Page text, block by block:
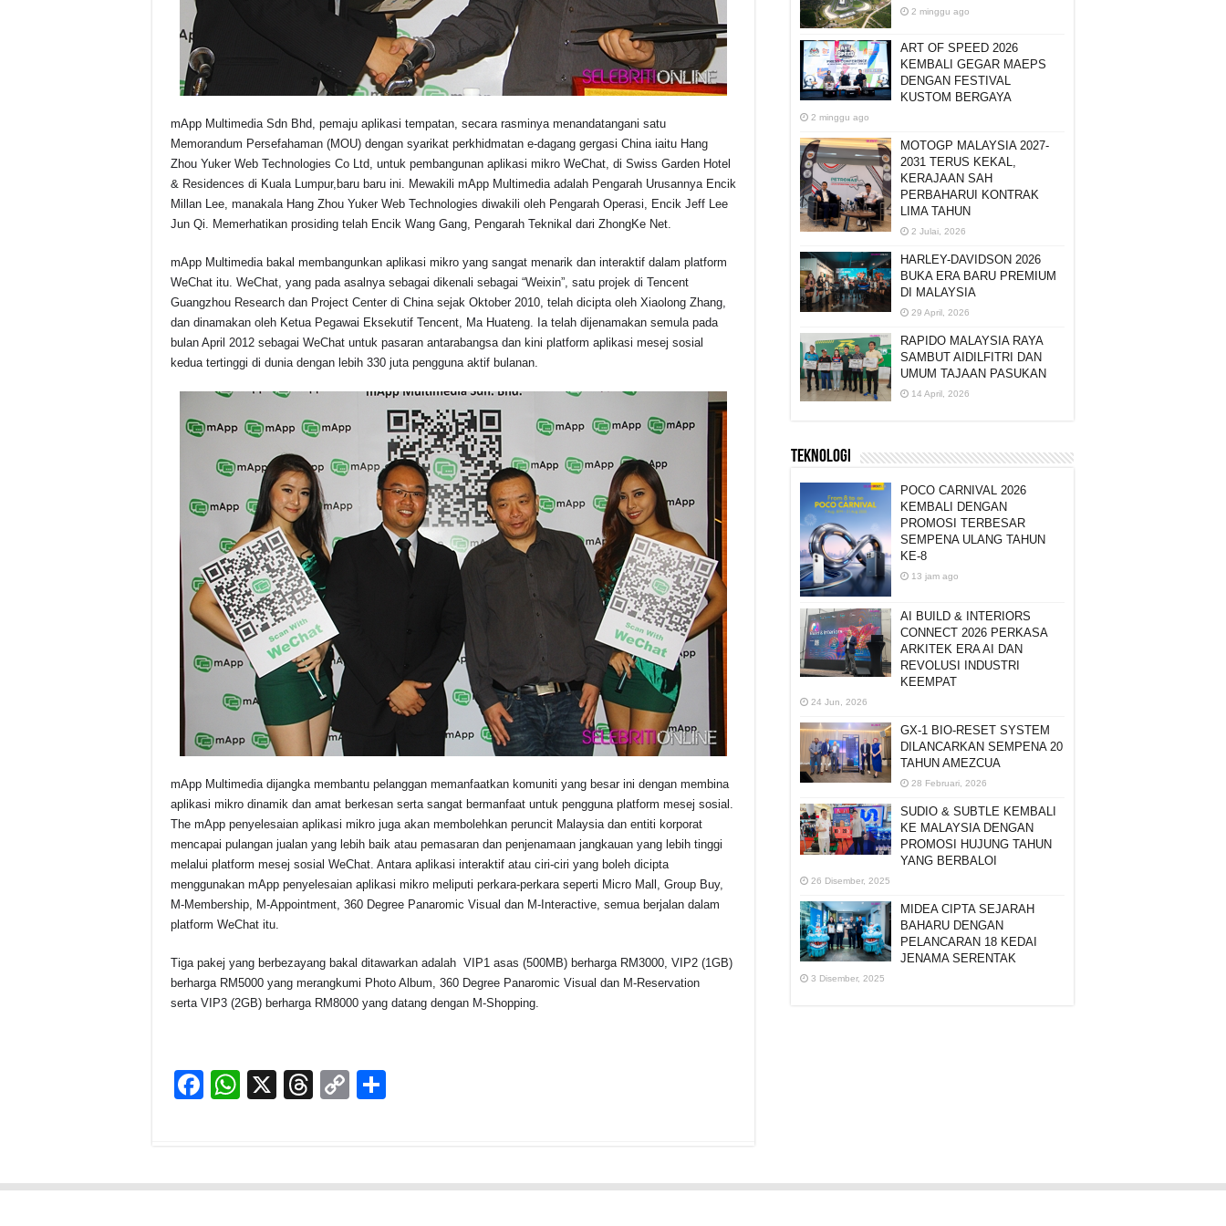
mApp Multimedia Sdn Bhd, pemaju aplikasi tempatan, secara rasminya menandatangani satu
Memorandum Persefahaman (MOU) dengan syarikat perkhidmatan e-dagang gergasi China iaitu Hang
Zhou Yuker Web Technologies Co Ltd, untuk pembangunan aplikasi mikro WeChat, di Swiss Garden Hotel
& Residences di Kuala Lumpur,baru baru ini. Mewakili mApp Multimedia adalah Pengarah Urusannya Encik
Millan Lee, manakala Hang Zhou Yuker Web Technologies diwakili oleh Pengarah Operasi, Encik Jeff Lee
Jun Qi. Memerhatikan prosiding telah Encik Wang Gang, Pengarah Teknikal dari ZhongKe Net.
mApp Multimedia bakal membangunkan aplikasi mikro yang sangat menarik dan interaktif dalam platform
WeChat itu. WeChat, yang pada asalnya sebagai dikenali sebagai “Weixin”, satu projek di Tencent
Guangzhou Research dan Project Center di China sejak Oktober 2010, telah dicipta oleh Xiaolong Zhang,
dan dinamakan oleh Ketua Pegawai Eksekutif Tencent, Ma Huateng. Ia telah dijenamakan semula pada
bulan April 2012 sebagai WeChat untuk pasaran antarabangsa dan kini platform aplikasi mesej sosial
kedua tertinggi di dunia dengan lebih 330 juta pengguna aktif bulanan.
mApp Multimedia dijangka membantu pelanggan memanfaatkan komuniti yang besar ini dengan membina
aplikasi mikro dinamik dan amat berkesan serta sangat bermanfaat untuk pengguna platform mesej sosial.
The mApp penyelesaian aplikasi mikro juga akan membolehkan peruncit Malaysia dan entiti korporat
mencapai pulangan jualan yang lebih baik atau pemasaran dan penjenamaan jangkauan yang lebih tinggi
melalui platform mesej sosial WeChat. Antara aplikasi interaktif atau ciri-ciri yang boleh dicipta
menggunakan mApp penyelesaian aplikasi mikro meliputi perkara-perkara seperti Micro Mall, Group Buy,
M-Membership, M-Appointment, 360 Degree Panaromic Visual dan M-Interactive, semua berjalan dalam
platform WeChat itu.
Tiga pakej yang berbezayang bakal ditawarkan adalah VIP1 asas (500MB) berharga RM3000, VIP2 (1GB)
berharga RM5000 yang merangkumi Photo Album, 360 Degree Panaromic Visual dan M-Reservation
serta VIP3 (2GB) berharga RM8000 yang datang dengan M-Shopping.
F
b
W
A
X
T
d
C
Li
2 minggu ago
ART OF SPEED 2026
KEMBALI GEGAR MAEPS
DENGAN FESTIVAL
KUSTOM BERGAYA
2 minggu ago
MOTOGP MALAYSIA 2027-
2031 TERUS KEKAL,
KERAJAAN SAH
PERBAHARUI KONTRAK
LIMA TAHUN
2 Julai, 2026
HARLEY-DAVIDSON 2026
BUKA ERA BARU PREMIUM
DI MALAYSIA
29 April, 2026
RAPIDO MALAYSIA RAYA
SAMBUT AIDILFITRI DAN
UMUM TAJAAN PASUKAN
14 April, 2026
TEKNOLOGI
POCO CARNIVAL 2026
KEMBALI DENGAN
PROMOSI TERBESAR
SEMPENA ULANG TAHUN
KE-8
13 jam ago
AI BUILD & INTERIORS
CONNECT 2026 PERKASA
ARKITEK ERA AI DAN
REVOLUSI INDUSTRI
KEEMPAT
24 Jun, 2026
GX-1 BIO-RESET SYSTEM
DILANCARKAN SEMPENA 20
TAHUN AMEZCUA
28 Februari, 2026
SUDIO & SUBTLE KEMBALI
KE MALAYSIA DENGAN
PROMOSI HUJUNG TAHUN
YANG BERBALOI
26 Disember, 2025
MIDEA CIPTA SEJARAH
BAHARU DENGAN
PELANCARAN 18 KEDAI
JENAMA SERENTAK
3 Disember, 2025